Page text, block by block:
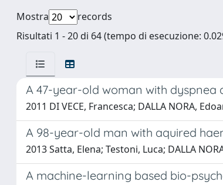
Mostra
records
Risultati 1 - 20 di 64 (tempo di esecuzione:
A 47-year-old woman with dyspnea
2011 DI VECE, Francesca; DALLA NORA,
A 98-year-old man with aquired
2013 Satta, Elena; Testoni, Luca; DALLA
A machine-learning based bio-